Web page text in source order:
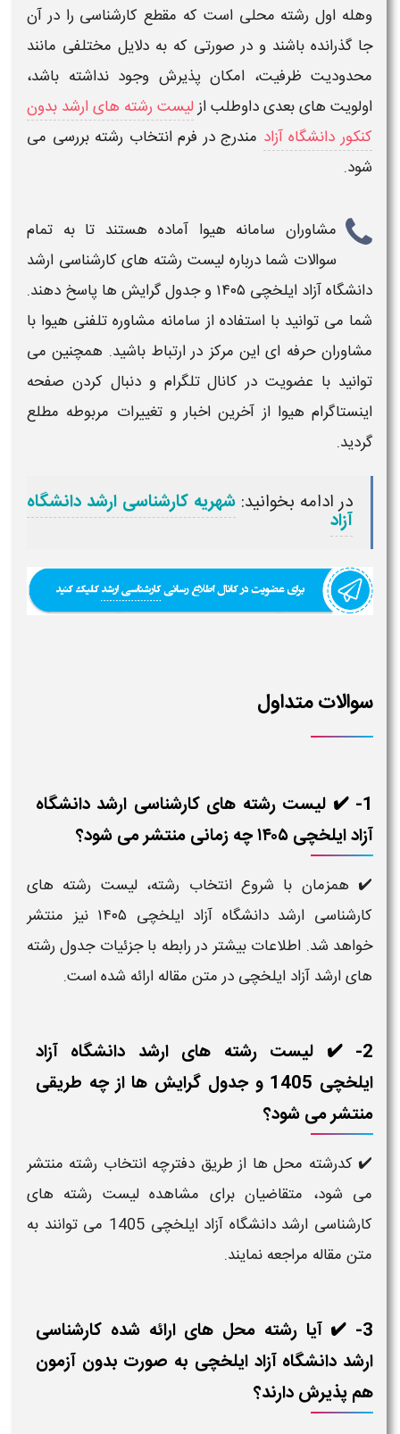
وهله اول رشته محلی است که مقطعکارشناسی را در آن
جا گذرانده باشند و در صورتی که به دلایل مختلفی مانند
محدودیت ظرفیت، امکان پذیرش وجود نداشته باشد،
اولویت های بعدی داوطلب ازلیست رشته های ارشد بدون
کنکور دانشگاه آزاد مندرج در فرمانتخاب رشته بررسی می
شود.
مشاوران سامانه هیوا آماده هستند تا به تمام
سوالات شما دربارهلیست رشته های کارشناسی ارشد
دانشگاه آزاد ایلخچی ۱۴۰۵ و جدول گرایش ها
پاسخ دهند.
شما می توانید با استفاده از سامانه مشاوره تلفنی هیوا با
مشاوران حرفه ای این مرکز در ارتباط باشید. همچنین می
توانید با عضویت در کانال تلگرام و دنبال کردن صفحه
اینستاگرام هیوا از آخرین اخبار و تغییرات مربوطه مطلع
گردید.
در ادامه بخوانید: شهریه کارشناسی ارشد دانشگاه
آزاد
سوالات متداول
1- ✔️ لیست رشته های کارشناسی ارشد دانشگاه
آزاد ایلخچی ۱۴۰۵ چه زمانی منتشر می شود؟
✔️ همزمان با شروع انتخاب رشته، لیست رشته های
کارشناسی ارشد دانشگاه آزاد ایلخچی ۱۴۰۵ نیز منتشر
خواهد شد. اطلاعات بیشتر در رابطه با جزئیات جدول رشته
های ارشد آزاد ایلخچی در متن مقاله ارائه شده است.
2- ✔️ لیست رشته های ارشد دانشگاه آزاد
ایلخچی 1405 و جدول گرایش ها از چه طریقی
منتشر می شود؟
✔️ کدرشته محل ها از طریق دفترچه انتخاب رشته منتشر
می شود، متقاضیان برای مشاهده لیست رشته های
کارشناسی ارشد دانشگاه آزاد ایلخچی 1405 می توانند به
متن مقاله مراجعه نمایند.
3- ✔️ آیا رشته محل های ارائه شده کارشناسی
ارشد دانشگاه آزاد ایلخچی به صورت بدون آزمون
هم پذیرش دارند؟